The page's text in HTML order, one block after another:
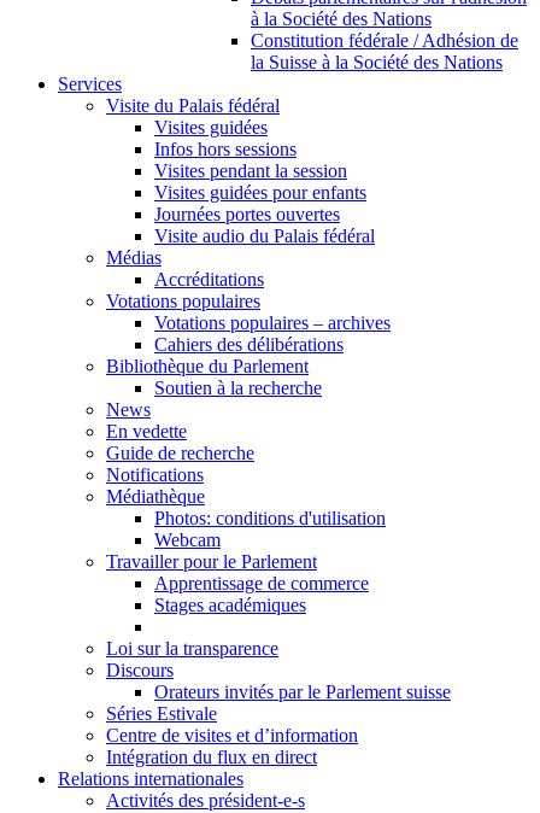
à la Société des Nations
Constitution fédérale / Adhésion de
la Suisse à la Société des Nations
Services
Visite du Palais fédéral
Visites guidées
Infos hors sessions
Visites pendant la session
Visites guidées pour enfants
Journées portes ouvertes
Visite audio du Palais fédéral
Médias
Accréditations
Votations populaires
Votations populaires – archives
Cahiers des délibérations
Bibliothèque du Parlement
Soutien à la recherche
News
En vedette
Guide de recherche
Notifications
Médiathèque
Photos: conditions d'utilisation
Webcam
Travailler pour le Parlement
Apprentissage de commerce
Stages académiques
Loi sur la transparence
Discours
Orateurs invités par le Parlement suisse
Séries Estivale
Centre de visites et d’information
Intégration du flux en direct
Relations internationales
Activités des président-e-s